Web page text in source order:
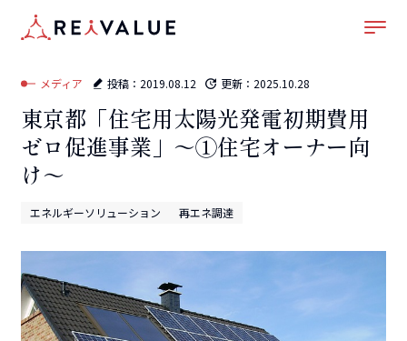
ホーム
ロ促進事業」～①住宅オーナー向け～
メディア 投稿： 2019.08.12 更新： 2025.10.28
東京都「住宅用太陽光発電初期費用
ゼロ促進事業」～①住宅オーナー向
け～
エネルギーソリューション 再エネ調達